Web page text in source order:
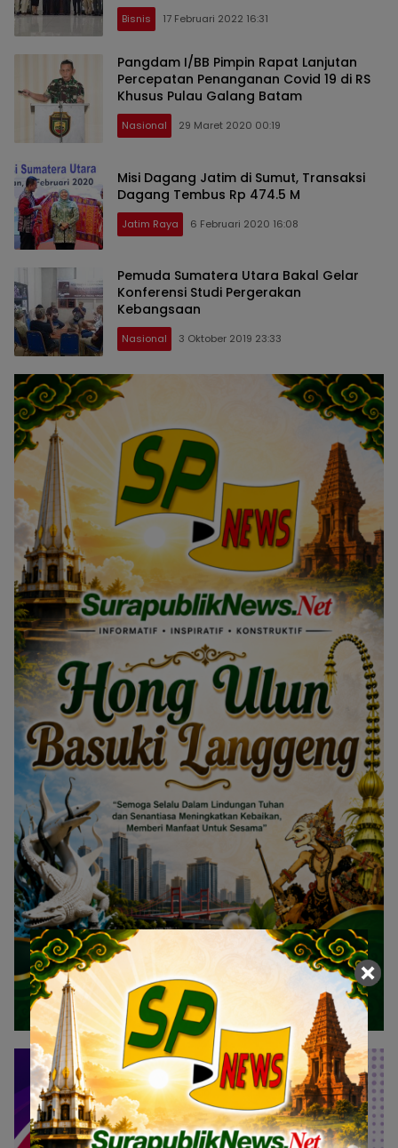
Bisnis 17 Februari 2022 16:31
Pangdam I/BB Pimpin Rapat Lanjutan
Percepatan Penanganan Covid 19 di RS
Khusus Pulau Galang Batam
Nasional 29 Maret 2020 00:19
Misi Dagang Jatim di Sumut, Transaksi
Dagang Tembus Rp 474.5 M
Jatim Raya 6 Februari 2020 16:08
Pemuda Sumatera Utara Bakal Gelar
Konferensi Studi Pergerakan
Kebangsaan
Nasional 3 Oktober 2019 23:33